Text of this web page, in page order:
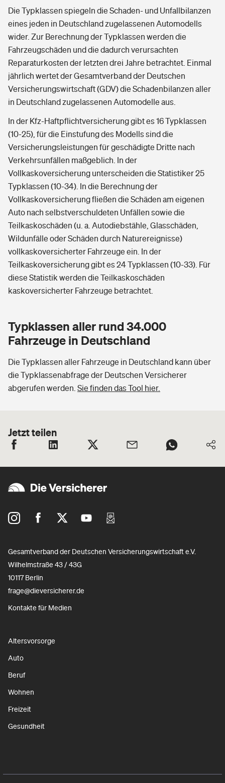
Die Typklassen spiegeln die Schaden- und Unfallbilanzen
eines jeden in Deutschland zugelassenen Automodells
wider. Zur Berechnung der Typklassen werden die
Fahrzeugschäden und die dadurch verursachten
Reparaturkosten der letzten drei Jahre betrachtet. Einmal
jährlich wertet der Gesamtverband der Deutschen
Versicherungswirtschaft (GDV) die Schadenbilanzen aller
in Deutschland zugelassenen Automodelle aus.
In der Kfz-Haftpflichtversicherung gibt es 16 Typklassen
(10-25), für die Einstufung des Modells sind die
Versicherungsleistungen für geschädigte Dritte nach
Verkehrsunfällen maßgeblich. In der
Vollkaskoversicherung unterscheiden die Statistiker 25
Typklassen (10-34). In die Berechnung der
Vollkaskoversicherung fließen die Schäden am eigenen
Auto nach selbstverschuldeten Unfällen sowie die
Teilkaskoschäden (u. a. Autodiebstähle, Glasschäden,
Wildunfälle oder Schäden durch Naturereignisse)
vollkaskoversicherter Fahrzeuge ein. In der
Teilkaskoversicherung gibt es 24 Typklassen (10-33). Für
diese Statistik werden die Teilkaskoschäden
kaskoversicherter Fahrzeuge betrachtet.
Typklassen aller rund 34.000
Fahrzeuge in Deutschland
Die Typklassen aller Fahrzeuge in Deutschland kann über
die Typklassenabfrage der Deutschen Versicherer
abgerufen werden. Sie finden das Tool hier.
Jetzt teilen
Gesamtverband der Deutschen Versicherungswirtschaft e.V.
Wilhelmstraße 43 / 43G
10117 Berlin
frage@dieversicherer.de
Kontakte für Medien
Altersvorsorge
Auto
Beruf
Wohnen
Freizeit
Gesundheit